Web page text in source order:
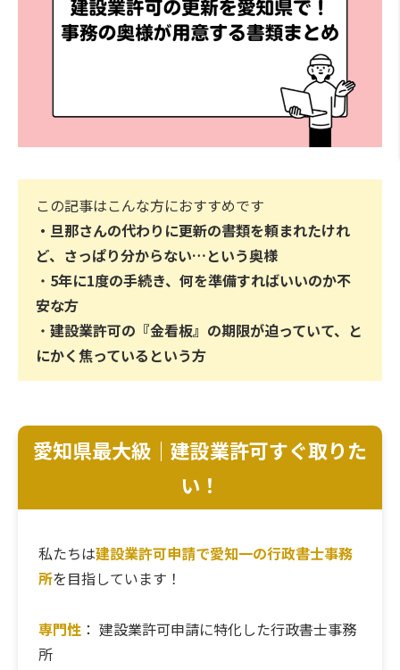
この記事はこんな方におすすめです
・ 旦那さんの代わりに更新の書類を頼まれたけれ
ど、さっぱり分からない…という奥様
・ 5年に1度の手続き、何を準備すればいいのか不
安な方
・ 建設業許可の『金看板』の期限が迫っていて、と
にかく焦っているという方
愛知県最大級｜建設業許可すぐ取りた
い！
私たちは建設業許可申請で愛知一の行政書士事務
所を目指しています！
専門性： 建設業許可申請に特化した行政書士事務
所